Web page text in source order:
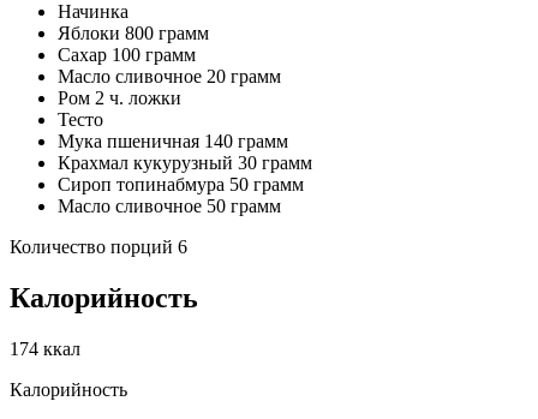
Начинка
Яблоки 800 грамм
Сахар 100 грамм
Масло сливочнoe 20 грамм
Ром 2 ч. ложки
Тесто
Мука пшеничная 140 грамм
Крахмал кукурузный 30 грамм
Сироп топинабмура 50 грамм
Масло сливочнoe 50 грамм
Количество порций 6
Калорийность
174 ккал
Калорийность